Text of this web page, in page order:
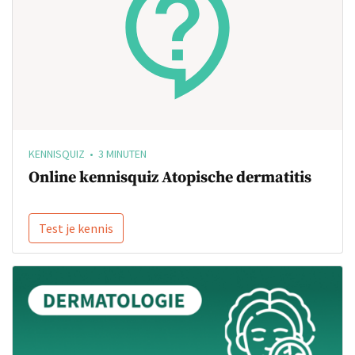
KENNISQUIZ • 3 MINUTEN
Online kennisquiz Atopische dermatitis
Test je kennis